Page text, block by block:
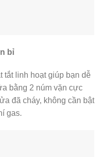
bỉ
tắt linh hoạt giúp bạn dễ
bằng 2 núm vặn cực
đã cháy, không cần bật
gas.